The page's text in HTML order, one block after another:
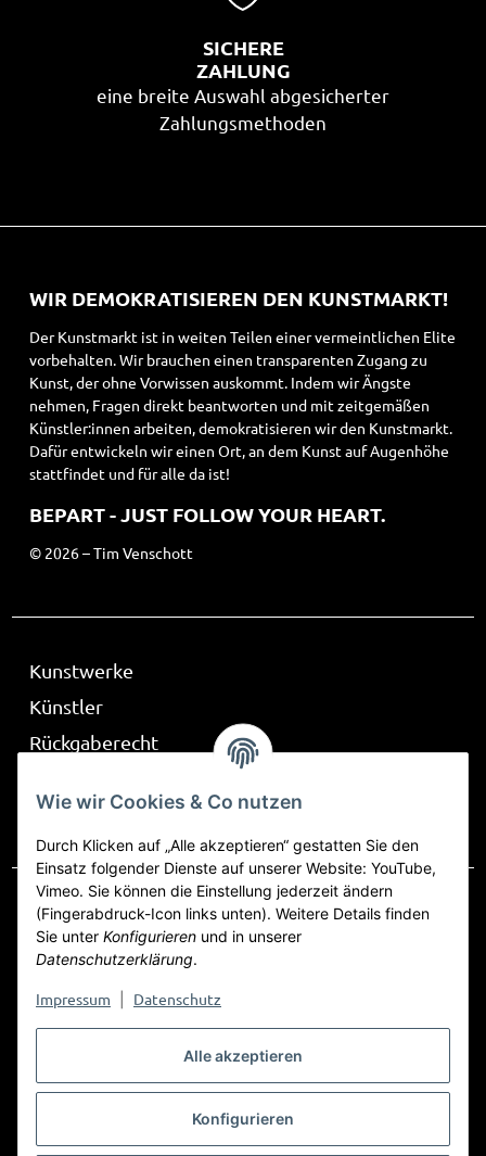
Alle akzeptieren
Konfigurieren
Wie wir Cookies & Co nutzen
Durch Klicken auf „Alle akzeptieren“ gestatten Sie den
Einsatz folgender Dienste auf unserer Website: YouTube,
Vimeo. Sie können die Einstellung jederzeit ändern
(Fingerabdruck-Icon links unten). Weitere Details finden
Sie unter Konfigurieren und in unserer
Datenschutzerklärung.
Impressum Datenschutz
SICHERE
ZAHLUNG
eine breite Auswahl abgesicherter
Zahlungsmethoden
WIR DEMOKRATISIEREN DEN KUNSTMARKT!
Der Kunstmarkt ist in weiten Teilen einer vermeintlichen Elite
vorbehalten. Wir brauchen einen transparenten Zugang zu
Kunst, der ohne Vorwissen auskommt. Indem wir Ängste
nehmen, Fragen direkt beantworten und mit zeitgemäßen
Künstler:innen arbeiten, demokratisieren wir den Kunstmarkt.
Dafür entwickeln wir einen Ort, an dem Kunst auf Augenhöhe
stattfindet und für alle da ist!
BEPART - JUST FOLLOW YOUR HEART.
© 2026 – Tim Venschott
Kunstwerke
Künstler
Rückgaberecht
Frag mich
Vertrag widerrufen
Widerrufsrecht